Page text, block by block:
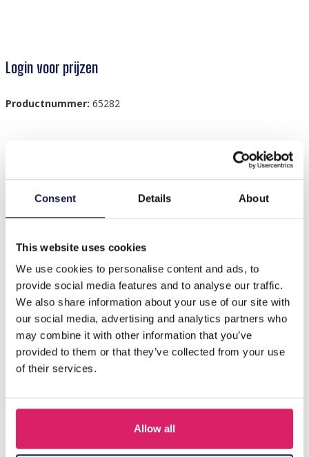
Consent Details About
This website uses cookies
We use cookies to personalise content and ads, to
provide social media features and to analyse our traffic.
We also share information about your use of our site with
our social media, advertising and analytics partners who
may combine it with other information that you’ve
provided to them or that they’ve collected from your use
of their services.
Allow all
Login voor prijzen
Productnummer: 65282
L-C4.1 ASHBZ2059 Diamond Painting Pillow 40x40cm
Eiffel Tower
Anderen kochten ook
Z-E2.3 LED Foam Sticks -Multi Color 47x3.5cm